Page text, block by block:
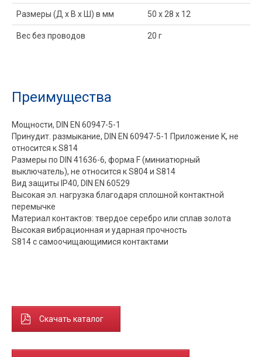
Размеры (Д x В x Ш) в мм 50 x 28 x 12
Вес без проводов 20 г
Преимущества
Мощности, DIN EN 60947-5-1
Принудит. размыкание, DIN EN 60947-5-1 Приложение K, не
относится к S814
Размеры по DIN 41636-6, форма F (миниатюрный
выключатель), не относится к S804 и S814
Вид защиты IP40, DIN EN 60529
Высокая эл. нагрузка благодаря сплошной контактной
перемычке
Материал контактов: твердое серебро или сплав золота
Высокая вибрационная и ударная прочность
S814 с самоочищающимися контактами
Скачать каталог